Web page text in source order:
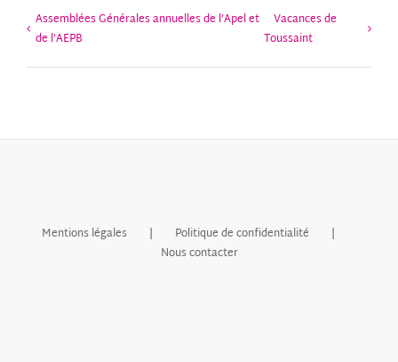
Assemblées Générales annuelles de l’Apel et
de l’AEPB
Vacances de
Toussaint
Mentions légales
Politique de confidentialité
Nous contacter